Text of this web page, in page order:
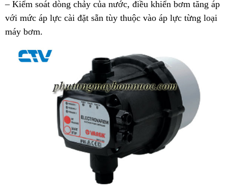
– Kiểm soát dòng chảy của nước, điều khiển bơm tăng áp
với mức áp lực cài đặt sẵn tùy thuộc vào áp lực từng loại
máy bơm.